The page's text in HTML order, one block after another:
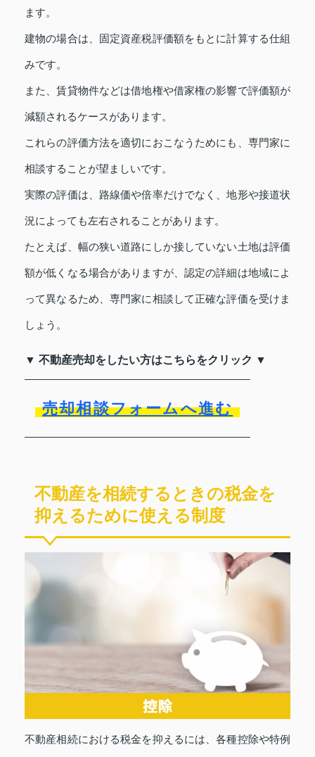
ます。
建物の場合は、固定資産税評価額をもとに計算する仕組
みです。
また、賃貸物件などは借地権や借家権の影響で評価額が
減額されるケースがあります。
これらの評価方法を適切におこなうためにも、専門家に
相談することが望ましいです。
実際の評価は、路線価や倍率だけでなく、地形や接道状
況によっても左右されることがあります。
たとえば、幅の狭い道路にしか接していない土地は評価
額が低くなる場合がありますが、認定の詳細は地域によ
って異なるため、専門家に相談して正確な評価を受けま
しょう。
▼ 不動産売却をしたい方はこちらをクリック ▼
売却相談フォームへ進む
不動産を相続するときの税金を
抑えるために使える制度
不動産相続における税金を抑えるには、各種控除や特例